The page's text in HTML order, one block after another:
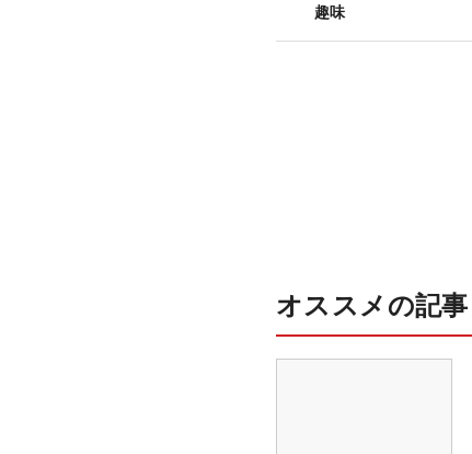
趣味
オススメの記事